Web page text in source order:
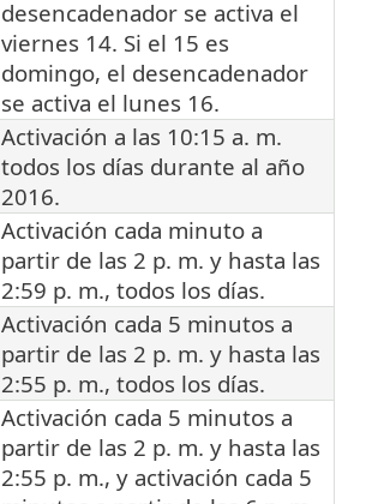
desencadenador se activa el
viernes 14. Si el 15 es
domingo, el desencadenador
se activa el lunes 16.
Activación a las 10:15 a. m.
todos los días durante al año
2016.
Activación cada minuto a
partir de las 2 p. m. y hasta las
2:59 p. m., todos los días.
Activación cada 5 minutos a
partir de las 2 p. m. y hasta las
2:55 p. m., todos los días.
Activación cada 5 minutos a
partir de las 2 p. m. y hasta las
2:55 p. m., y activación cada 5